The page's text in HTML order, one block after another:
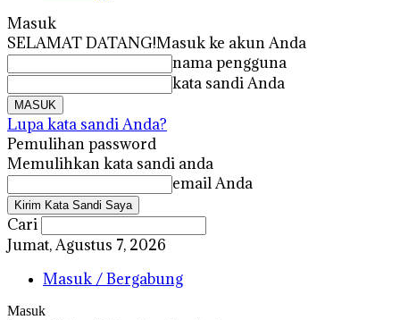
Masuk
SELAMAT DATANG!Masuk ke akun Anda
nama pengguna
kata sandi Anda
Lupa kata sandi Anda?
Pemulihan password
Memulihkan kata sandi anda
email Anda
Cari
Jumat, Agustus 7, 2026
Masuk / Bergabung
Masuk